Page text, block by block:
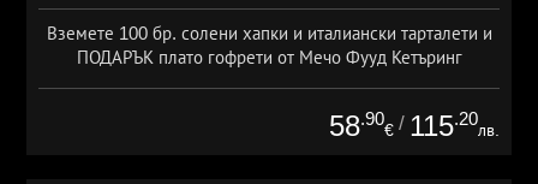
Вземете 100 бр. солени хапки и италиански тарталети и
ПОДАРЪК плато гофрети от Мечо Фууд Кетъринг
58.90
€ / 115.20
лв.